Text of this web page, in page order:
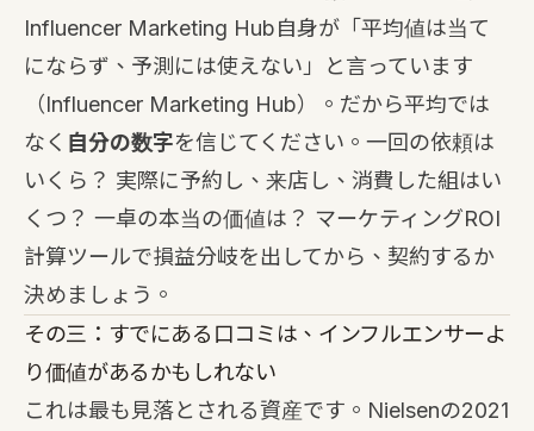
Influencer Marketing Hub自身が「平均値は当て
にならず、予測には使えない」と言っています
（Influencer Marketing Hub）。だから平均では
なく 自分の数字を信じてください。一回の依頼は
いくら？ 実際に予約し、来店し、消費した組はい
くつ？ 一卓の本当の価値は？ マーケティングROI
計算ツールで損益分岐を出してから、契約するか
決めましょう。
その三：すでにある口コミは、インフルエンサーよ
り価値があるかもしれない
これは最も見落とされる資産です。Nielsenの2021